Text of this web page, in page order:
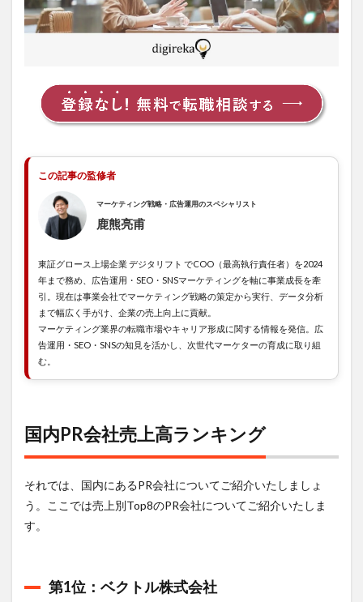
報」
1.0.3
生する
か否か
が最大
1.0.4
お客に
伝える
だけで
なくフ
ァンを
ことが
目的
1.1
国内
PR会
社売
ラン
1.1.1
ル株式
会社
ーサイ
ドアッ
この記事の監修者
マーケティング戦略・広告運用のスペシャリスト
鹿熊亮甫
東証グロース上場企業 デジタリフト でCOO（最高執行責任者）を2024
年まで務め、広告運用・SEO・SNSマーケティングを軸に事業成長を牽
引。現在は事業会社でマーケティング戦略の策定から実行、データ分析
まで幅広く手がけ、企業の売上向上に貢献。
マーケティング業界の転職市場やキャリア形成に関する情報を発信。広
告運用・SEO・SNSの知見を活かし、次世代マーケターの育成に取り組
む。
国内PR会社売上高ランキング
それでは、国内にあるPR会社についてご紹介いたしましょ
う。ここでは売上別Top8のPR会社についてご紹介いたしま
す。
第1位：ベクトル株式会社